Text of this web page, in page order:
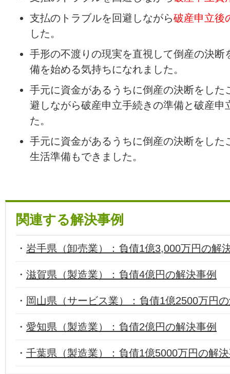
支払のトラブルを回避しながら破産申立後
した。
手形の不渡りの現実を直視して倒産の決断
備を始める気持ちになれました。
手元に資金があるうちに倒産の決断をした
避しながら破産申立手続きの準備と破産申
た。
手元に資金があるうちに倒産の決断をした
生活準備もできました。
関連する解決事例
・ 岩手県（卸売業）：負債1億3,000万円の解
・ 滋賀県（製造業）：負債4億円の解決事例
・ 岡山県（サービス業）：負債1億2500万円
・ 愛知県（製造業）：負債2億円の解決事例
・ 千葉県（製造業）：負債1億5000万円の解